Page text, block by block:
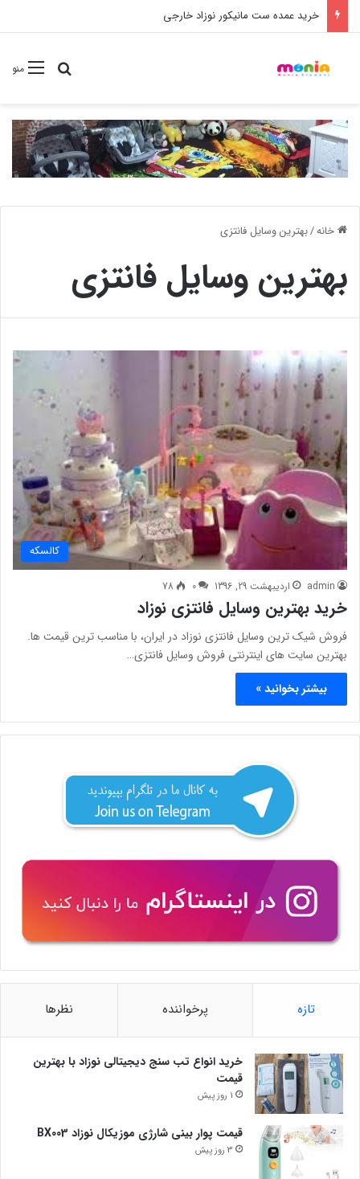
خرید شامپو سر و بدن 500 میل کودک موستلا
منوجستجو
خانه/بهترین وسایل فانتزی
بهترین وسایل فانتزی
کالسکه
admin اردیبهشت 29, 1396 0
78
خرید بهترین وسایل فانتزی نوزاد
فروش شیک ترین وسایل فانتزی نوزاد در ایران، با مناسب ترین قیمت ها.
بهترین سایت های اینترنتی فروش وسایل فانتزی…
بیشتر بخوانید »
تازه پرخواننده نظرها
خرید انواع تب سنج دیجیتالی نوزاد با بهترین
قیمت
1 روز پیش
قیمت پوار بینی شارژی موزیکال نوزاد BX003
3 روز پیش